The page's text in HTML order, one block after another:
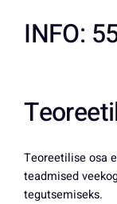
INFO:
Teoreetilise osa
teadmised
tegutsemiseks.